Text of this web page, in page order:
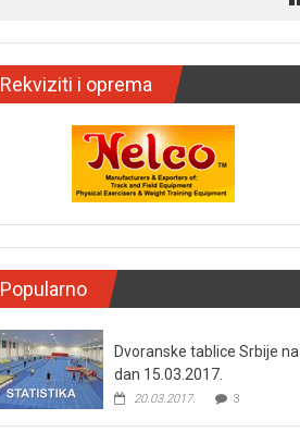
Rekviziti i oprema
Popularno
Dvoranske tablice Srbije na
dan 15.03.2017.
20.03.2017. 3